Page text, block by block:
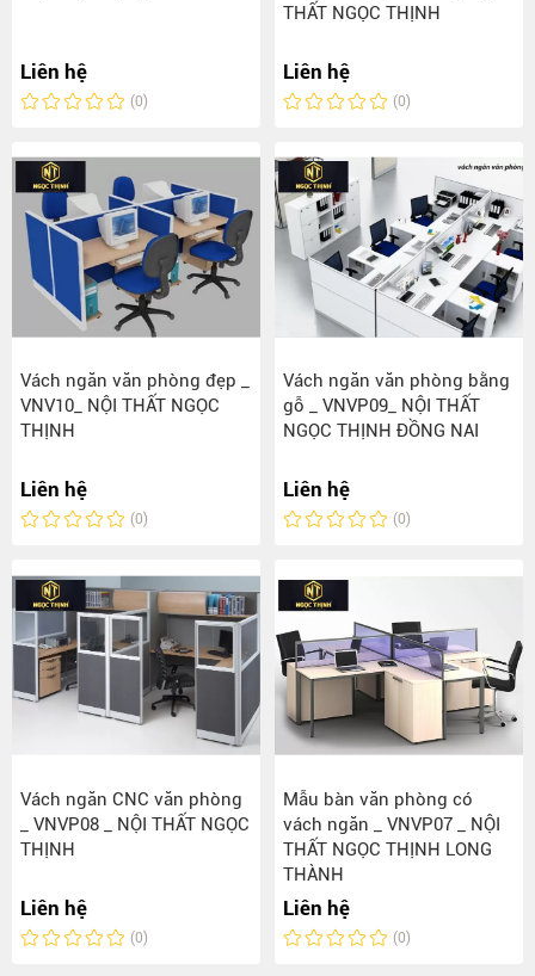
Liên hệ
(0)
THẤT NGỌC THỊNH
Liên hệ
(0)
Vách ngăn văn phòng đẹp _
VNV10_ NỘI THẤT NGỌC
THỊNH
Liên hệ
(0)
Vách ngăn văn phòng bằng
gỗ _ VNVP09_ NỘI THẤT
NGỌC THỊNH ĐỒNG NAI
Liên hệ
(0)
Vách ngăn CNC văn phòng
_ VNVP08 _ NỘI THẤT NGỌC
THỊNH
Liên hệ
(0)
Mẫu bàn văn phòng có
vách ngăn _ VNVP07 _ NỘI
THẤT NGỌC THỊNH LONG
THÀNH
Liên hệ
(0)